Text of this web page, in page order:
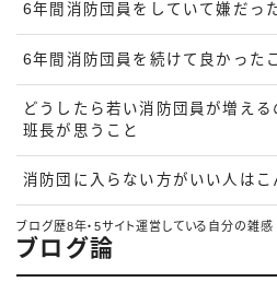
6年間消防団員をしていて嫌だっ
6年間消防団員を続けて良かった
どうしたら若い消防団員が増え
班長が思うこと
消防団に入らない方がいい人はこ
ブログ歴8年・5サイト運営している自分の雑感
ブログ論